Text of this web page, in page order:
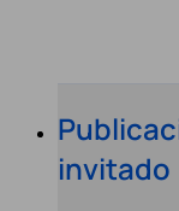
invitado